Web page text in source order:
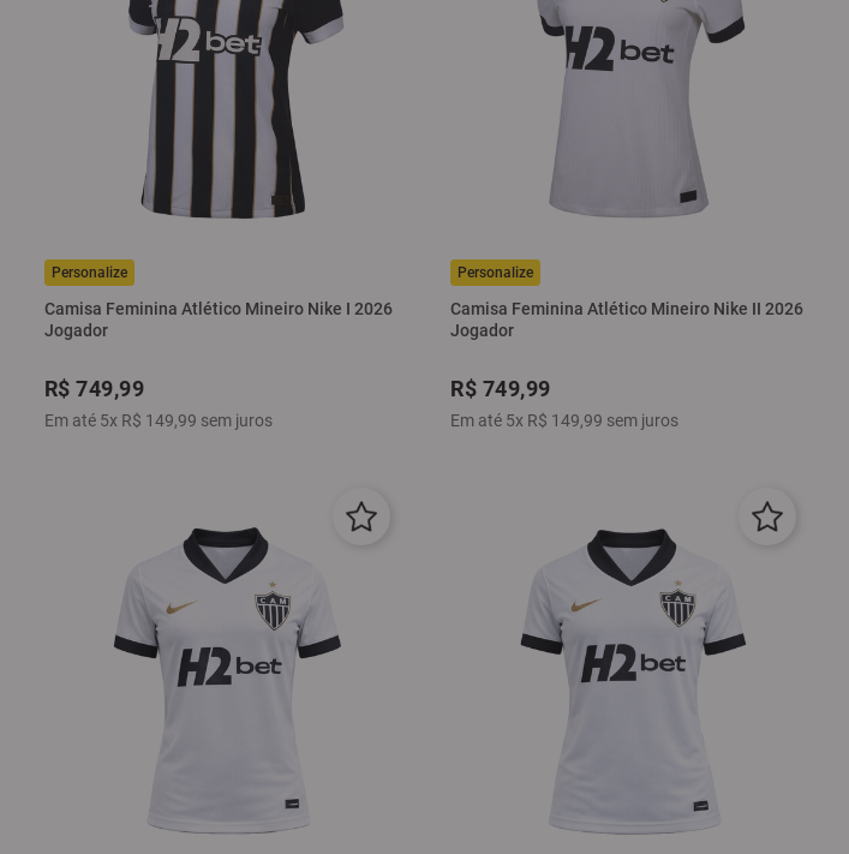
Camisa Feminina Atlético Mineiro Nike I 2026
Jogador
R$ 749,99
Em até 5x R$ 149,99 sem juros
Camisa Feminina Atlético Mineiro Nike II 2026
Jogador
R$ 749,99
Em até 5x R$ 149,99 sem juros